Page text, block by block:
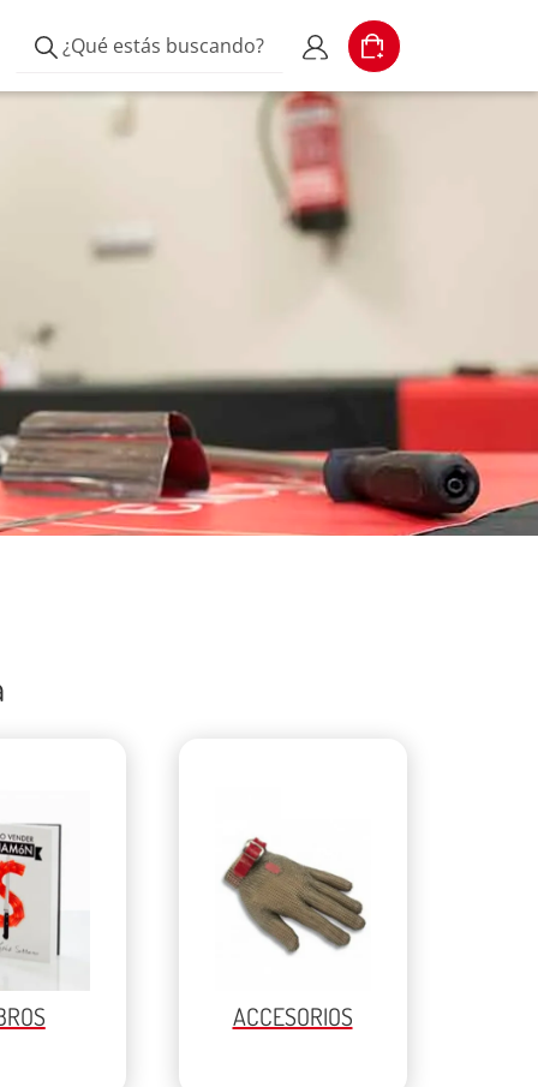
¿Qué estás buscando?
Mi cuenta
Cart
ACCESORIOS